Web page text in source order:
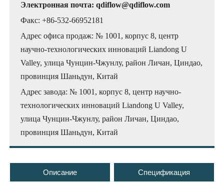
Электронная почта: qdiflow@qdiflow.com
Факс: +86-532-66952181
Адрес офиса продаж: № 1001, корпус 8, центр
научно-технологических инноваций Liandong U
Valley, улица Чунцин-Чжунлу, район Личан, Циндао,
провинция Шаньдун, Китай
Адрес завода: № 1001, корпус 8, центр научно-
технологических инноваций Liandong U Valley,
улица Чунцин-Чжунлу, район Личан, Циндао,
провинция Шаньдун, Китай
Описание Спецификация